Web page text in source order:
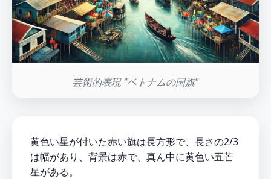
芸術的表現 "ベトナムの国旗"
黄色い星が付いた赤い旗は長方形で、長さの2/3
は幅があり、背景は赤で、真ん中に黄色い五芒
星がある。